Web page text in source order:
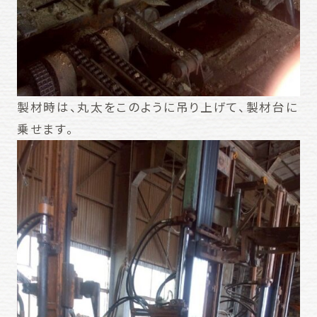
製材時は、丸太をこのように吊り上げて、製材台に
乗せます。